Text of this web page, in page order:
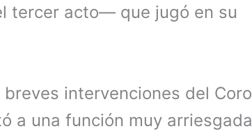
tercer acto— que jugó en su
intervenciones del Coro
a una función muy arriesgada